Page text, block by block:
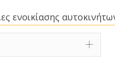
ενοικίασης